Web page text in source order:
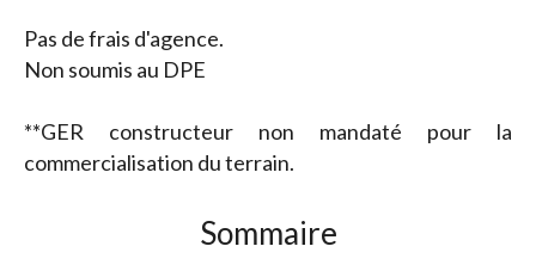
Pas de frais d'agence.
Non soumis au DPE
**GER constructeur non mandaté pour la
commercialisation du terrain.
Sommaire